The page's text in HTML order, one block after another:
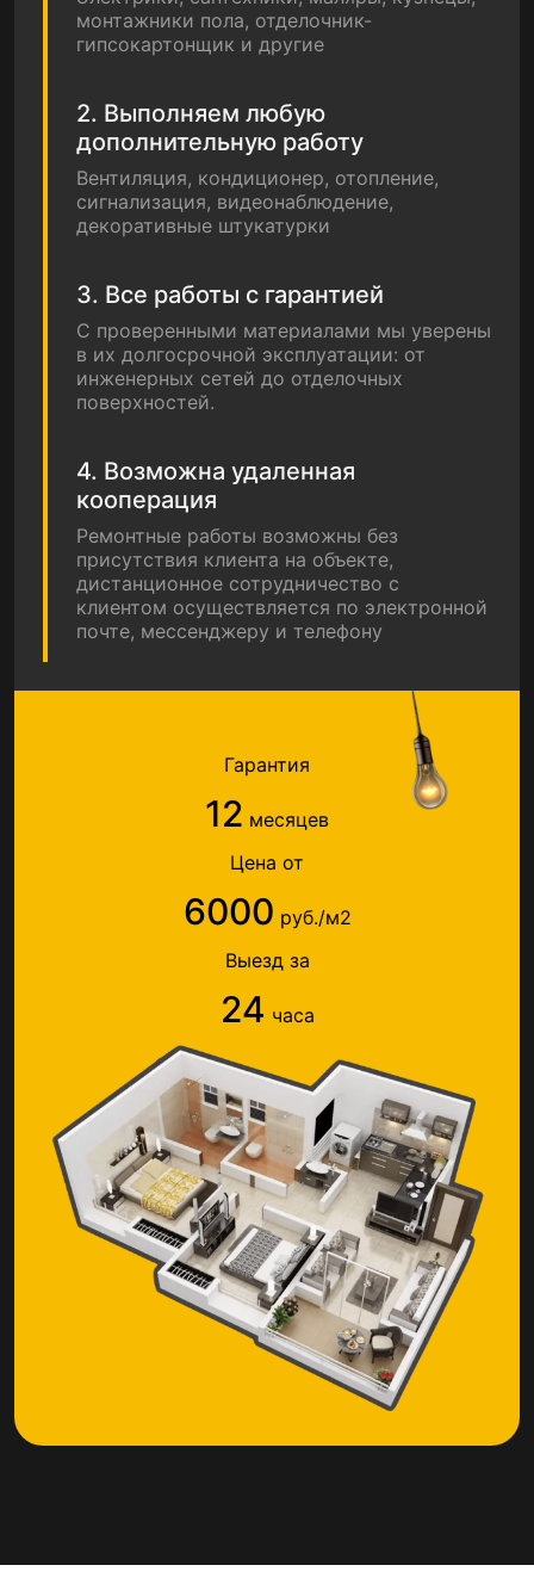
монтажники пола, отделочник-
гипсокартонщик и другие
2. Выполняем любую
дополнительную работу
Вентиляция, кондиционер, отопление,
сигнализация, видеонаблюдение,
декоративные штукатурки
3. Все работы с гарантией
С проверенными материалами мы уверены
в их долгосрочной эксплуатации: от
инженерных сетей до отделочных
поверхностей.
4. Возможна удаленная
кооперация
Ремонтные работы возможны без
присутствия клиента на объекте,
дистанционное сотрудничество с
клиентом осуществляется по электронной
почте, мессенджеру и телефону
Гарантия
12 месяцев
Цена от
6000 руб./м2
Выезд за
24 часа